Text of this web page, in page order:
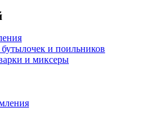
и поильников
и миксеры